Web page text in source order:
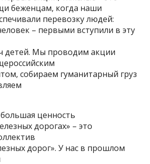
беженцам, когда наши
перевозку людей:
– первыми вступили в эту
детей. Мы проводим акции
собираем гуманитарный груз
ценность
дорогах» – это
дорог». У нас в прошлом